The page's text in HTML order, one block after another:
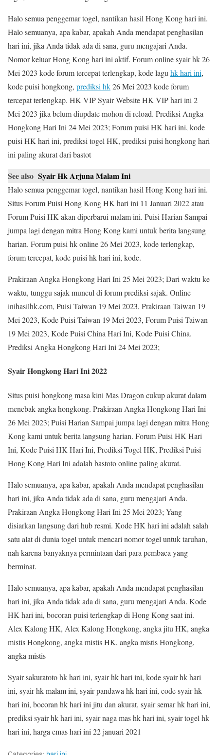
Halo semua penggemar togel, nantikan hasil Hong Kong hari ini.
Halo semuanya, apa kabar, apakah Anda mendapat penghasilan
hari ini, jika Anda tidak ada di sana, guru mengajari Anda.
Nomor keluar Hong Kong hari ini aktif. Forum online syair hk 26
Mei 2023 kode forum tercepat terlengkap, kode lagu hk hari ini,
kode puisi hongkong, prediksi hk26 Mei 2023 kode forum
tercepat terlengkap. HK VIP Syair Website HK VIP hari ini 2
Mei 2023 jika belum diupdate mohon di reload. Prediksi Angka
Hongkong Hari Ini 24 Mei 2023; Forum puisi HK hari ini, kode
puisi HK hari ini, prediksi togel HK, prediksi puisi hongkong hari
ini paling akurat dari bastot
See also Syair Hk Arjuna Malam Ini
Halo semua penggemar togel, nantikan hasil Hong Kong hari ini.
Situs Forum Puisi Hong Kong HK hari ini 11 Januari 2022 atau
Forum Puisi HK akan diperbarui malam ini. Puisi Harian Sampai
jumpa lagi dengan mitra Hong Kong kami untuk berita langsung
harian. Forum puisi hk online 26 Mei 2023, kode terlengkap,
forum tercepat, kode puisi hk hari ini, kode.
Prakiraan Angka Hongkong Hari Ini 25 Mei 2023; Dari waktu ke
waktu, tunggu sajak muncul di forum prediksi sajak. Online
inihasilhk.com, Puisi Taiwan 19 Mei 2023, Prakiraan Taiwan 19
Mei 2023, Kode Puisi Taiwan 19 Mei 2023, Forum Puisi Taiwan
19 Mei 2023, Kode Puisi China Hari Ini, Kode Puisi China.
Prediksi Angka Hongkong Hari Ini 24 Mei 2023;
Syair Hongkong Hari Ini 2022
Situs puisi hongkong masa kini Mas Dragon cukup akurat dalam
menebak angka hongkong. Prakiraan Angka Hongkong Hari Ini
26 Mei 2023; Puisi Harian Sampai jumpa lagi dengan mitra Hong
Kong kami untuk berita langsung harian. Forum Puisi HK Hari
Ini, Kode Puisi HK Hari Ini, Prediksi Togel HK, Prediksi Puisi
Hong Kong Hari Ini adalah bastoto online paling akurat.
Halo semuanya, apa kabar, apakah Anda mendapat penghasilan
hari ini, jika Anda tidak ada di sana, guru mengajari Anda.
Prakiraan Angka Hongkong Hari Ini 25 Mei 2023; Yang
disiarkan langsung dari hub resmi. Kode HK hari ini adalah salah
satu alat di dunia togel untuk mencari nomor togel untuk taruhan,
nah karena banyaknya permintaan dari para pembaca yang
berminat.
Halo semuanya, apa kabar, apakah Anda mendapat penghasilan
hari ini, jika Anda tidak ada di sana, guru mengajari Anda. Kode
HK hari ini, bocoran puisi terlengkap di Hong Kong saat ini.
Alex Kalong HK, Alex Kalong Hongkong, angka jitu HK, angka
mistis Hongkong, angka mistis HK, angka mistis Hongkong,
angka mistis
Syair sakuratoto hk hari ini, syair hk hari ini, kode syair hk hari
ini, syair hk malam ini, syair pandawa hk hari ini, code syair hk
hari ini, bocoran hk hari ini jitu dan akurat, syair semar hk hari ini,
prediksi syair hk hari ini, syair naga mas hk hari ini, syair togel hk
hari ini, harga emas hari ini 22 januari 2021